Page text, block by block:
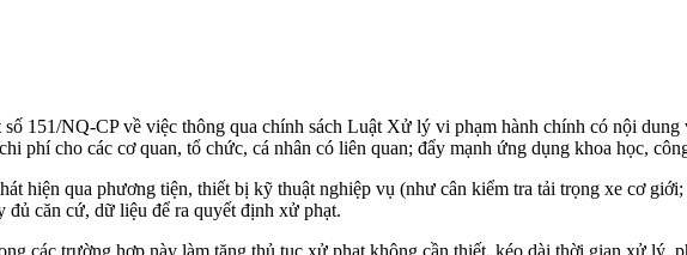
151/NQ-CP về việc thông qua chính sách Luật Xử lý vi phạm hành chính có nội
phí cho các cơ quan, tổ chức, cá nhân có liên quan; đẩy mạnh ứng dụng khoa học,
hiện qua phương tiện, thiết bị kỹ thuật nghiệp vụ (như cân kiểm tra tải trọng xe cơ
căn cứ, dữ liệu để ra quyết định xử phạt.
các trường hợp này làm tăng thủ tục xử phạt không cần thiết, kéo dài thời gian xử lý,